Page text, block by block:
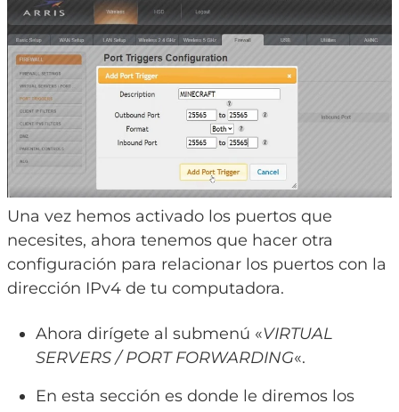
Una vez hemos activado los puertos que
necesites, ahora tenemos que hacer otra
configuración para relacionar los puertos con la
dirección IPv4 de tu computadora.
Ahora dirígete al submenú «VIRTUAL
SERVERS / PORT FORWARDING«.
En esta sección es donde le diremos los